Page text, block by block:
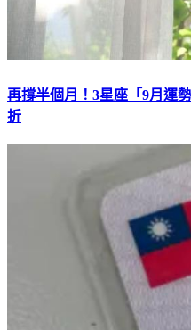
再撐半個月！3星座「9月運
折